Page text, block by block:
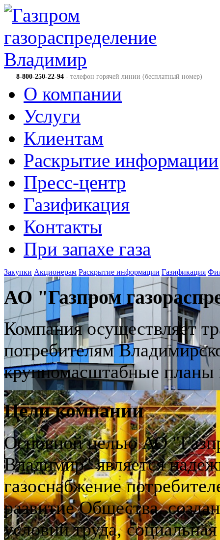
8-800-250-22-94 - телефон горячей линии (бесплатный номер)
О компании
Услуги
Клиентам
Раскрытие информации
Пресс-центр
Газификация
Контакты
При запахе газа
Закупки Акционерам Раскрытие информации Газификация
АО "Газпром
Компания осуществляет
потребителям
крупномасштабные планы
Цели компании
Основной целью АО
Владимир" является
газоснабжение
развитие Общества,
условий труда,